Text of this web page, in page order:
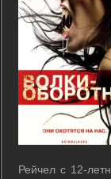
Рейчел с 12-